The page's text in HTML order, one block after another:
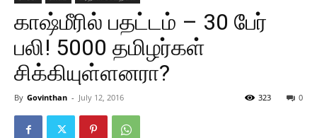
காஷ்மீரில் பதட்டம் – 30 பேர்
பலி! 5000 தமிழர்கள்
சிக்கியுள்ளனரா?
By Govinthan - July 12, 2016 0
323